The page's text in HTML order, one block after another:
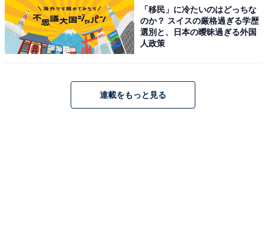
「移民」に冷たいのはどっちな
のか？ スイスの厳格過ぎる学歴
選別と、日本の曖昧過ぎる外国
人政策
連載をもっと見る